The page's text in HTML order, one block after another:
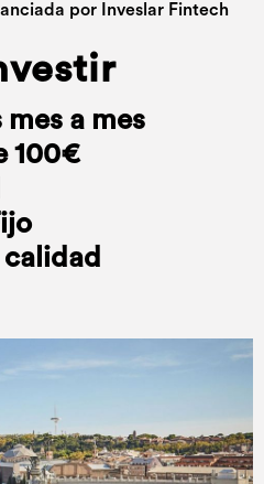
por Inveslar Fintech
a mes
100€